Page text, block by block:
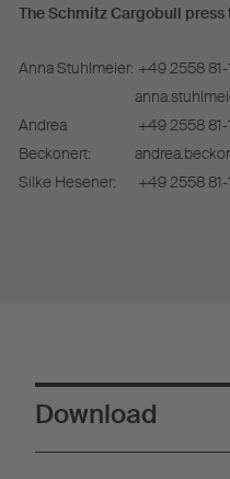
The Schmitz Cargobull press
Anna Stuhlmeier: +49 2558
Andrea
Beckonert:
+49 2558 81-
Silke Hesener:
+49 2558
Download